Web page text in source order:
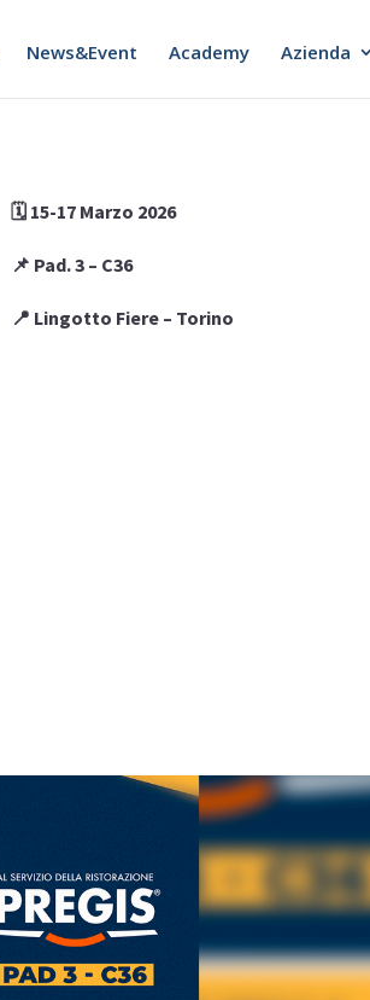
News&Event Academy Azienda
🗓️ 15-17 Marzo 2026
📌 Pad. 3 – C36
📍 Lingotto Fiere – Torino